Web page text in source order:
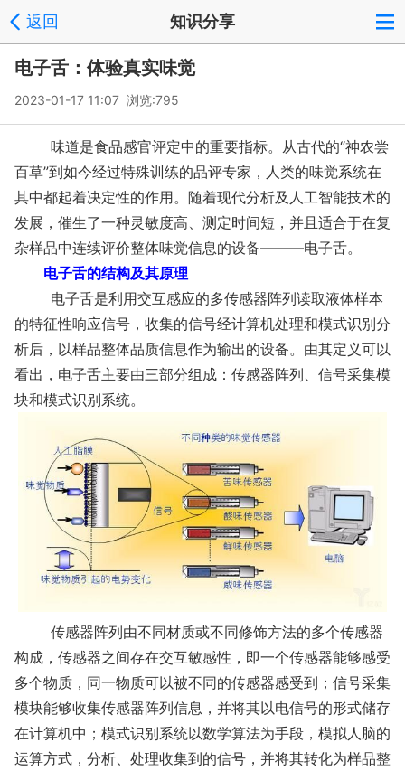
返回 知识分享
电子舌：体验真实味觉
2023-01-17 11:07 浏览:795
味道是食品感官评定中的重要指标。从古代的“神农尝
百草”到如今经过特殊训练的品评专家，人类的味觉系统在
其中都起着决定性的作用。随着现代分析及人工智能技术的
发展，催生了一种灵敏度高、测定时间短，并且适合于在复
杂样品中连续评价整体味觉信息的设备———电子舌。
电子舌的结构及其原理
电子舌是利用交互感应的多传感器阵列读取液体样本
的特征性响应信号，收集的信号经计算机处理和模式识别分
析后，以样品整体品质信息作为输出的设备。由其定义可以
看出，电子舌主要由三部分组成：传感器阵列、信号采集模
块和模式识别系统。
传感器阵列由不同材质或不同修饰方法的多个传感器
构成，传感器之间存在交互敏感性，即一个传感器能够感受
多个物质，同一物质可以被不同的传感器感受到；信号采集
模块能够收集传感器阵列信息，并将其以电信号的形式储存
在计算机中；模式识别系统以数学算法为手段，模拟人脑的
运算方式，分析、处理收集到的信号，并将其转化为样品整